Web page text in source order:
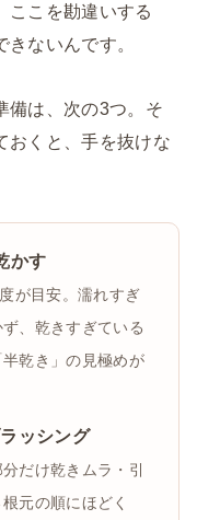
ここを勘違いする
ないんです。
備は、次の3つ。そ
おくと、手を抜けな
かす
が目安。濡れすぎ
、乾きすぎている
乾き」の見極めが
ッシング
だけ乾きムラ・引
元の順にほどく